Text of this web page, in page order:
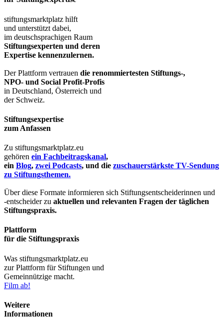
stiftungsmarktplatz hilft
und unterstützt dabei,
im deutschsprachigen Raum
Stiftungsexperten und deren
Expertise kennenzulernen.
Der Plattform vertrauen die renommiertesten Stiftungs-,
NPO- und Social Profit-Profis
in Deutschland, Österreich und
der Schweiz.
Stiftungsexpertise
zum Anfassen
Zu stiftungsmarktplatz.eu
gehören ein Fachbeitragskanal,
ein Blog, zwei Podcasts, und die zuschauerstärkste TV-Sendung
zu Stiftungsthemen.
Über diese Formate informieren sich Stiftungsentscheiderinnen und
-entscheider zu aktuellen und relevanten Fragen der täglichen
Stiftungspraxis.
Plattform
für die Stiftungspraxis
Was stiftungsmarktplatz.eu
zur Plattform für Stiftungen und
Gemeinnützige macht.
Film ab!
Weitere
Informationen